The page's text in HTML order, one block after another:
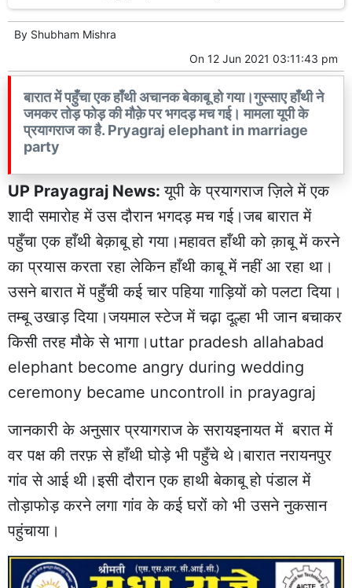
By Shubham Mishra
On 12 Jun 2021 03:11:43 pm
बारात में पहुँचा एक हाँथी अचानक बेकाबू हो गया।गुस्साए हाँथी ने
जमकर तोड़ फोड़ की मौक़े पर भगदड़ मच गई। मामला यूपी के
प्रयागराज का है. Pryagraj elephant in marriage
party
UP Prayagraj News:यूपी के प्रयागराज ज़िले में एक
शादी समारोह में उस दौरान भगदड़ मच गई।जब बारात में
पहुँचा एक हाँथी बेक़ाबू हो गया।महावत हाँथी को क़ाबू में करने
का प्रयास करता रहा लेकिन हाँथी काबू में नहीं आ रहा था।
उसने बारात में पहुँची कई चार पहिया गाड़ियों को पलटा दिया।
तम्बू उखाड़ दिया।जयमाल स्टेज में चढ़ा दूल्हा भी जान बचाकर
किसी तरह मौके से भागा।uttar pradesh allahabad
elephant become angry during wedding
ceremony became uncontroll in prayagraj
जानकारी के अनुसार प्रयागराज के सरायइनायत में बरात में
वर पक्ष की तरफ़ से हाँथी घोड़े भी पहुँचे थे।बारात नरायनपुर
गांव से आई थी।इसी दौरान एक हाथी बेकाबू हो पंडाल में
तोड़ाफोड़ करने लगा गांव के कई घरों को भी उसने नुकसान
पहुंचाया।